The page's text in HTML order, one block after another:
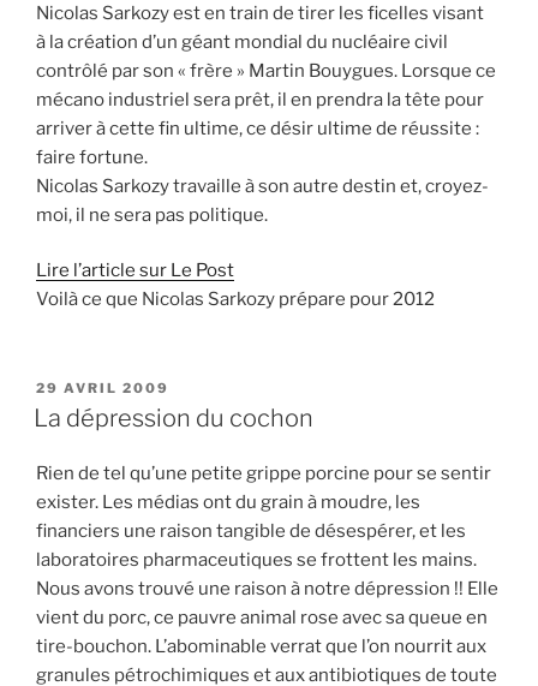
Nicolas Sarkozy est en train de tirer les ficelles visant
à la création d’un géant mondial du nucléaire civil
contrôlé par son « frère » Martin Bouygues. Lorsque ce
mécano industriel sera prêt, il en prendra la tête pour
arriver à cette fin ultime, ce désir ultime de réussite :
faire fortune.
Nicolas Sarkozy travaille à son autre destin et, croyez-
moi, il ne sera pas politique.
Lire l’article sur Le Post
Voilà ce que Nicolas Sarkozy prépare pour 2012
PUBLIÉ
LE
29 AVRIL 2009
La dépression du cochon
Rien de tel qu’une petite grippe porcine pour se sentir
exister. Les médias ont du grain à moudre, les
financiers une raison tangible de désespérer, et les
laboratoires pharmaceutiques se frottent les mains.
Nous avons trouvé une raison à notre dépression !! Elle
vient du porc, ce pauvre animal rose avec sa queue en
tire-bouchon. L’abominable verrat que l’on nourrit aux
granules pétrochimiques et aux antibiotiques de toute